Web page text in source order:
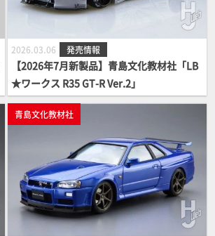
2026.03.06 発売情報
【2026年7月新製品】青島文化教材社「LB
★ワークス R35 GT-R Ver.2」
青島文化教材社